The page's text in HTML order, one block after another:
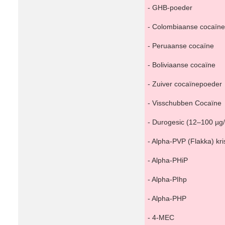
- GHB-poeder
- Colombiaanse cocaïne
- Peruaanse cocaïne
- Boliviaanse cocaïne
- Zuiver cocaïnepoeder
- Visschubben Cocaïne
- Durogesic (12–100
- Alpha-PVP (Flakka)
- Alpha-PHiP
- Alpha-PIhp
- Alpha-PHP
- 4-MEC